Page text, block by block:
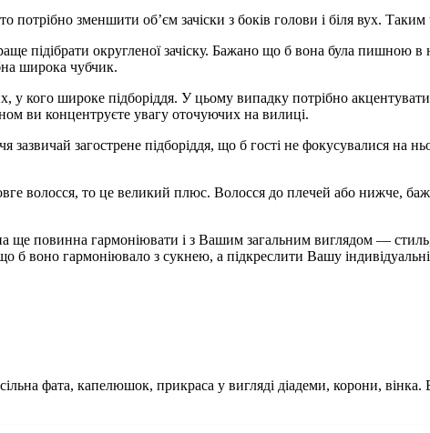
зменшити об’єм зачіски з боків голови і біля вух.
підібрати округленої зачіску. Бажано що б вона була пишною в
широка чубчик.
у кого широке підборіддя. У цьому випадку потрібно
ви концентруєте увагу оточуючих на вилиці.
зазвичай загострене підборіддя, що б гості не фокусувалися на
волосся, то це великий плюс. Волосся до плечей або нижче,
ще повинна гармоніювати і з Вашим загальним виглядом —
б воно гармоніювало з сукнею, а підкреслити Вашу
фата, капелюшок, прикраса у вигляді діадеми, корони,